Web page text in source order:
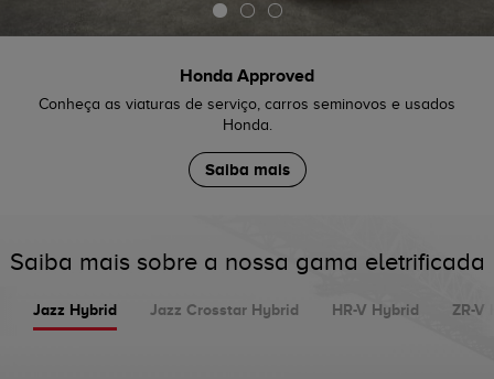
Honda Approved
Conheça as viaturas de serviço, carros seminovos e usados
Honda.
Saiba mais
Saiba mais sobre a nossa gama eletrificada
Jazz Hybrid Jazz Crosstar Hybrid HR-V Hybrid ZR-V